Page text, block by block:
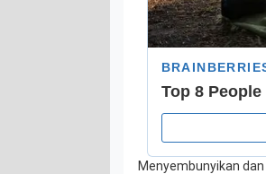
Menyembunyikan